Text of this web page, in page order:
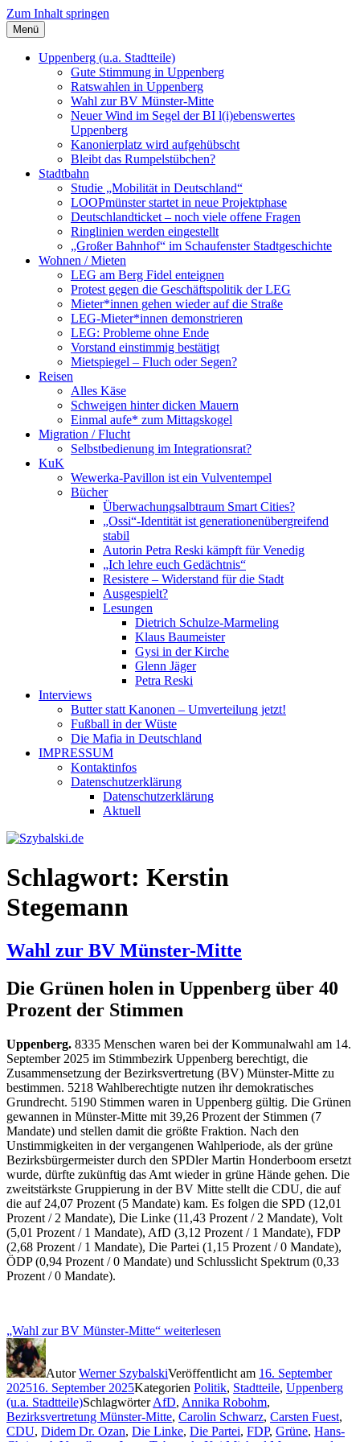
Zum Inhalt springen
Szybalski.de
Infos über und von Werner Szybalski (Münster)
Menü
Uppenberg (u.a. Stadtteile)
Gute Stimmung in Uppenberg
Ratswahlen in Uppenberg
Wahl zur BV Münster-Mitte
Neuer Wind im Segel der BI l(i)ebenswertes
Uppenberg
Kanonierplatz wird aufgehübscht
Bleibt das Rumpelstübchen?
Stadtbahn
Studie „Mobilität in Deutschland“
LOOPmünster startet in neue Projektphase
Deutschlandticket – noch viele offene Fragen
Ringlinien werden eingestellt
„Großer Bahnhof“ im Schaufenster Stadtgeschichte
Wohnen / Mieten
LEG am Berg Fidel enteignen
Protest gegen die Geschäftspolitik der LEG
Mieter*innen gehen wieder auf die Straße
LEG-Mieter*innen demonstrieren
LEG: Probleme ohne Ende
Vorstand einstimmig bestätigt
Mietspiegel – Fluch oder Segen?
Reisen
Alles Käse
Schweigen hinter dicken Mauern
Einmal aufe* zum Mittagskogel
Migration / Flucht
Selbstbedienung im Integrationsrat?
KuK
Wewerka-Pavillon ist ein Vulventempel
Bücher
Überwachungsalbtraum Smart Cities?
„Ossi“-Identität ist generationenübergreifend
stabil
Autorin Petra Reski kämpft für Venedig
„Ich lehre euch Gedächtnis“
Resistere – Widerstand für die Stadt
Ausgespielt?
Lesungen
Dietrich Schulze-Marmeling
Klaus Baumeister
Gysi in der Kirche
Glenn Jäger
Petra Reski
Interviews
Butter statt Kanonen – Umverteilung jetzt!
Fußball in der Wüste
Die Mafia in Deutschland
IMPRESSUM
Kontaktinfos
Datenschutzerklärung
Datenschutzerklärung
Aktuell
Schlagwort: Kerstin
Stegemann
Wahl zur BV Münster-Mitte
Die Grünen holen in Uppenberg über 40
Prozent der Stimmen
Uppenberg. 8335 Menschen waren bei der Kommunalwahl am 14.
September 2025 im Stimmbezirk Uppenberg berechtigt, die
Zusammensetzung der Bezirksvertretung (BV) Münster-Mitte zu
bestimmen. 5218 Wahlberechtigte nutzen ihr demokratisches
Grundrecht. 5190 Stimmen waren in Uppenberg gültig. Die Grünen
gewannen in Münster-Mitte mit 39,26 Prozent der Stimmen (7
Mandate) und stellen damit die größte Fraktion. Nach den
Unstimmigkeiten in der vergangenen Wahlperiode, als der grüne
Bezirksbürgermeister durch den SPDler Martin Honderboom ersetzt
wurde, dürfte zukünftig das Amt wieder in grüne Hände gehen. Die
zweitstärkste Gruppierung in der BV Mitte stellt die CDU, die auf
die auf 24,07 Prozent (5 Mandate) kam. Es folgen die SPD (12,01
Prozent / 2 Mandate), Die Linke (11,43 Prozent / 2 Mandate), Volt
(5,01 Prozent / 1 Mandate), AfD (3,12 Prozent / 1 Mandate), FDP
(2,68 Prozent / 1 Mandate), Die Partei (1,15 Prozent / 0 Mandate),
ÖDP (0,94 Prozent / 0 Mandate) und Schlusslicht Spektrum (0,33
Prozent / 0 Mandate).
„Wahl zur BV Münster-Mitte“ weiterlesen
AutorWerner SzybalskiVeröffentlicht am 16. September
202516. September 2025Kategorien Politik, Stadtteile, Uppenberg
(u.a. Stadtteile)SchlagwörterAfD, Annika Robohm,
Bezirksvertretung Münster-Mitte, Carolin Schwarz, Carsten Fuest,
CDU, Didem Dr. Ozan, Die Linke, Die Partei, FDP, Grüne, Hans-